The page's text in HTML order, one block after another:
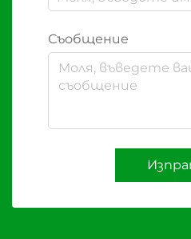
Съобщение